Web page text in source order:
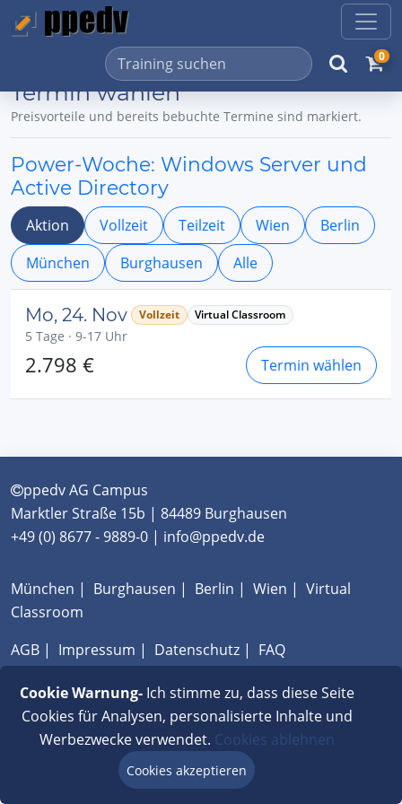
0
Termin wählen
Preisvorteile und bereits bebuchte Termine sind markiert.
Power-Woche: Windows Server und
Active Directory
Aktion Vollzeit Teilzeit Wien
Berlin
München
Burghausen Alle
Mo, 24. Nov Vollzeit Virtual Classroom
5 Tage · 9-17 Uhr
2.798 € Termin wählen
ppedv AG Campus
Marktler Straße 15b | 84489 Burghausen
+49 (0) 8677 - 9889-0 | info@ppedv.de
München | Burghausen | Berlin | Wien | Virtual
Classroom
AGB | Impressum | Datenschutz | FAQ
Cookie Warnung-Ich stimme zu, dass diese Seite
Cookies für Analysen, personalisierte Inhalte und
Werbezwecke verwendet. Cookies ablehnen
Cookies akzeptieren